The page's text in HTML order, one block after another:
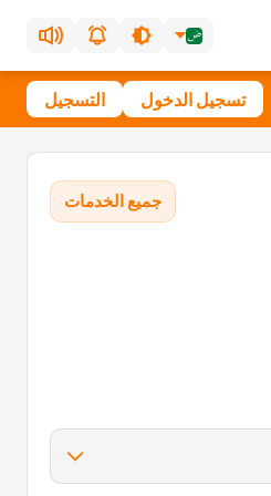
تسجيل الدخول التسجيل
جميع الخدمات